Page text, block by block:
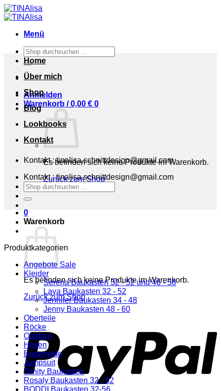
Zum
Inhalt
Menü
Suchen
nach:
Anmelden
Warenkorb /0,00 € 0
Es befinden sich keine Produkte im Warenkorb.
Zurück zum Shop
0
Warenkorb
Es befinden sich keine Produkte im Warenkorb.
Zurück zum Shop
Home
Über mich
Shop
Blog
Lookbooks
Kontakt
Kontakt : tinalisa.schnittdesign@gmail.com
Kontakt : tinalisa.schnittdesign@gmail.com
Suchen
nach:
Produktkategorien
Angebote Sale
Kleider
Serena Baukasten 32 - 52 und 46 - 58
Laya Baukasten 32 - 52
Jennifer Baukasten 34 - 48
Jenny Baukasten 48 - 60
Oberteile
Röcke
Outdoor
Hosen
Bademode
Jumpsuit
Trinity Baukasten
Rosaly Baukasten 32 - 52
BODDI Baukasten 32-56